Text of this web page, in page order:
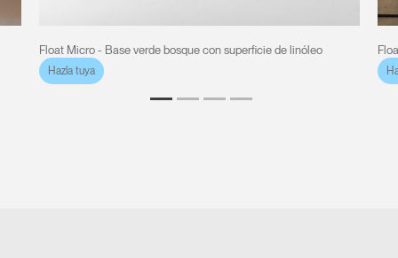
referencia?
Float Micro - Base verde bosque con superficie de linóleo
Hazla tuya